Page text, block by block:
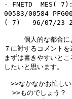
- FNETD  MES( 7):
00583/00584
( 7)   96/07/23
個人的な都合によ
７に対するコメント
まずは書きやすいと
したいと思います。
>>なかなかお忙しい
  >>ものでしょう？